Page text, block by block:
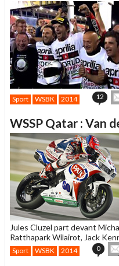
Sport WSBK 2014 12
à
WSSP Qatar : Van
Jules Cluzel part devant
Ratthapark Wilairot, Jack
Sport WSBK 2014 0